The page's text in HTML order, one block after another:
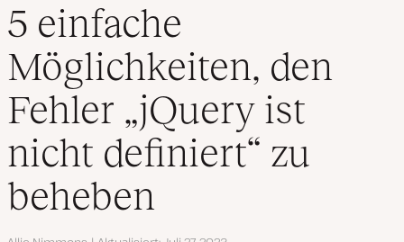
Kontakt
5 einfache
Möglichkeiten, den
Fehler „jQuery ist
nicht definiert“ zu
beheben